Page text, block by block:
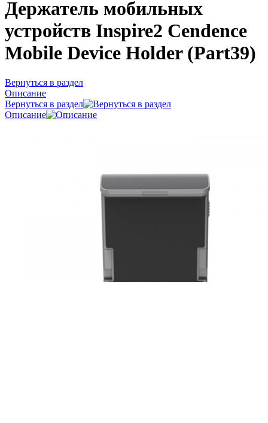
Держатель мобильных
устройств Inspire2 Cendence
Mobile Device Holder (Part39)
Вернуться в раздел
Описание
Вернуться в раздел
Описание